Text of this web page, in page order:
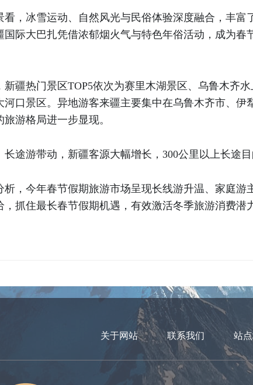
看，冰雪运动、自然风光与民俗体验深度融合，丰
国际大巴扎凭借浓郁烟火气与特色年俗活动，成为
新疆热门景区TOP5依次为赛里木湖景区、乌鲁木齐
河口景区。异地游客来疆主要集中在乌鲁木齐市、
游格局进一步显现。
长途游带动，新疆客源大幅增长，300公里以上长途
析，今年春节假期旅游市场呈现长线游升温、家庭
，抓住最长春节假期机遇，有效激活冬季旅游消费潜
关于网站 联系我们 站